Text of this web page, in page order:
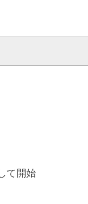
て開始